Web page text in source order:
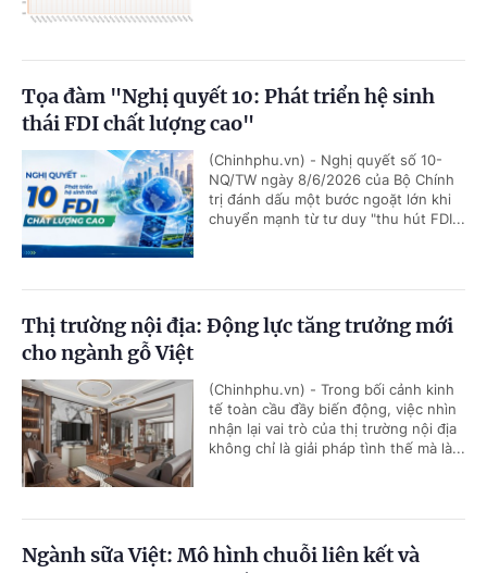
Tọa đàm "Nghị quyết 10: Phát triển hệ sinh
thái FDI chất lượng cao"
(Chinhphu.vn) - Nghị quyết số 10-
NQ/TW ngày 8/6/2026 của Bộ Chính
trị đánh dấu một bước ngoặt lớn khi
chuyển mạnh từ tư duy "thu hút FDI...
Thị trường nội địa: Động lực tăng trưởng mới
cho ngành gỗ Việt
(Chinhphu.vn) - Trong bối cảnh kinh
tế toàn cầu đầy biến động, việc nhìn
nhận lại vai trò của thị trường nội địa
không chỉ là giải pháp tình thế mà là...
Ngành sữa Việt: Mô hình chuỗi liên kết và